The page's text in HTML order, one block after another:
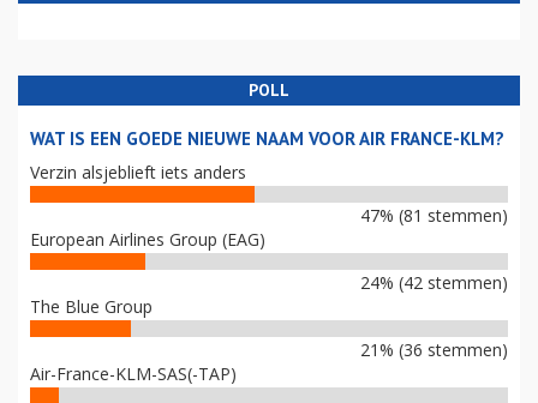
POLL
WAT IS EEN GOEDE NIEUWE NAAM VOOR AIR FRANCE-KLM?
Verzin alsjeblieft iets anders
47% (81 stemmen)
European Airlines Group (EAG)
24% (42 stemmen)
The Blue Group
21% (36 stemmen)
Air-France-KLM-SAS(-TAP)